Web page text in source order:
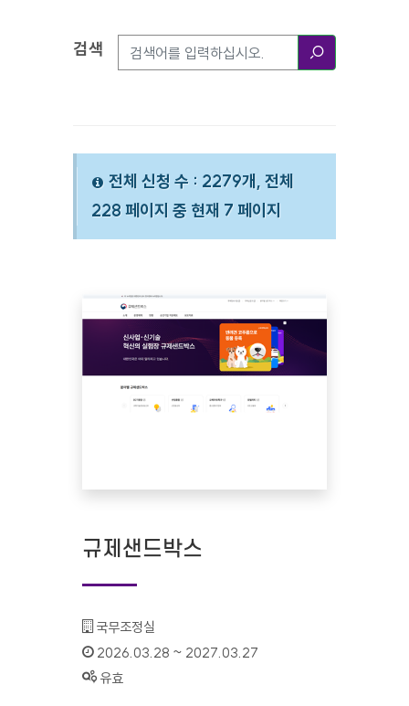
검색옵션
검색
전체 신청 수 : 2279개, 전체
228 페이지 중 현재 7 페이지
규제샌드박스
기관명 :
국무조정실
인증기간 :
2026.03.28 ~ 2027.03.27
상태 :
유효